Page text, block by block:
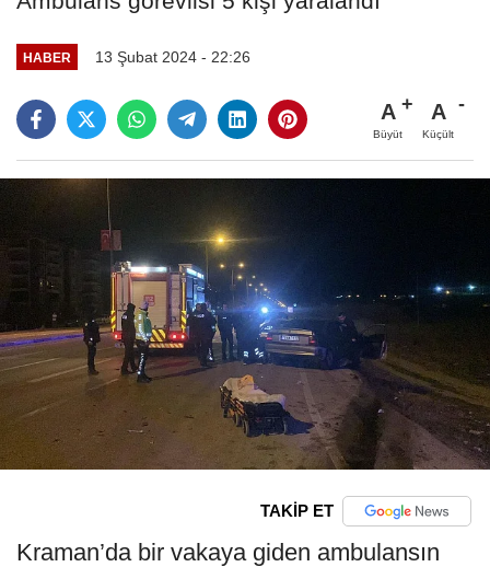
HABER 13 Şubat 2024 - 22:26
A
Büyüt
A
Küçült
TAKİP ET
Kraman’da bir vakaya giden ambulansın